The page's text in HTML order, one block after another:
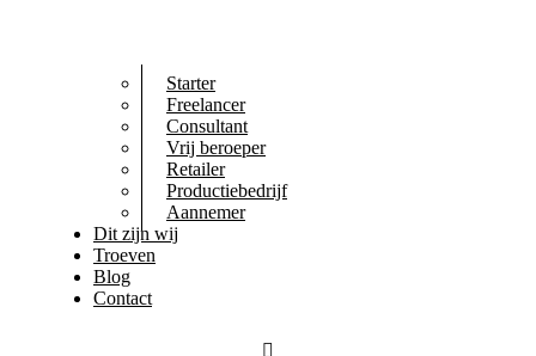
Starter
Freelancer
Consultant
Vrij beroeper
Retailer
Productiebedrijf
Aannemer
Dit zijn wij
Troeven
Blog
Contact